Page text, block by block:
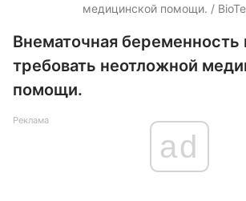
медицинской помощи. /
Внематочная
требовать неотложной
помощи.
Реклама
ad